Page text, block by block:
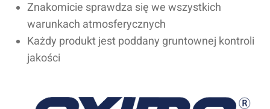
Znakomicie sprawdza się we wszystkich
warunkach atmosferycznych
Każdy produkt jest poddany gruntownej kontroli
jakości